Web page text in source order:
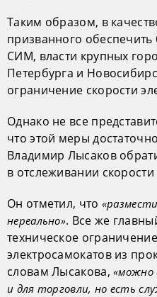
Таким образом, в
призванного обеспечить
СИМ, власти крупных
Петербурга и
ограничение скорости
Однако не все
что этой меры
Владимир Лысаков
в отслеживании скорости
Он отметил, что
нереально». Все же
техническое
электросамокатов из
словам Лысакова,«можно
и для торговли, но есть